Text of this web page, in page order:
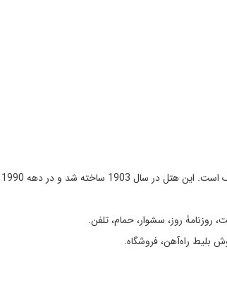
روزنامۀ روز، سشوار، حمام، تلفن.
بلیط راه‌آهن، فروشگاه.